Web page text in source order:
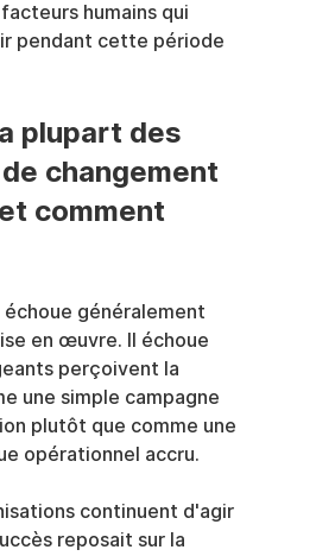
humains qui
pendant cette période
plupart des
changement
comment
généralement
en œuvre. Il échoue
perçoivent la
une simple campagne
plutôt que comme une
opérationnel accru.
continuent d'agir
reposait sur la